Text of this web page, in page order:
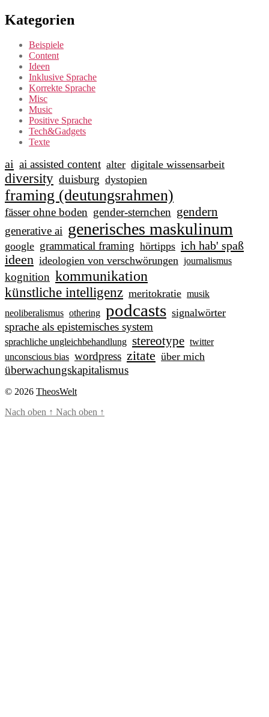
Kategorien
Beispiele
Content
Ideen
Inklusive Sprache
Korrekte Sprache
Misc
Music
Positive Sprache
Tech&Gadgets
Texte
ai ai assisted content alter digitale wissensarbeit
diversity duisburg dystopien
framing (deutungsrahmen)
fässer ohne boden gender-sternchen gendern
generative ai generisches maskulinum
google grammatical framing hörtipps ich hab' spaß
ideen ideologien von verschwörungen journalismus
kognition kommunikation
künstliche intelligenz meritokratie musik
neoliberalismus othering podcasts signalwörter
sprache als epistemisches system
sprachliche ungleichbehandlung stereotype twitter
unconscious bias wordpress zitate über mich
überwachungskapitalismus
© 2026 TheosWelt
Nach oben ↑ Nach oben ↑